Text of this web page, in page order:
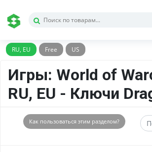
RU, EU Free US
Игры: World of
RU, EU - Ключи
Как пользоваться этим разделом?